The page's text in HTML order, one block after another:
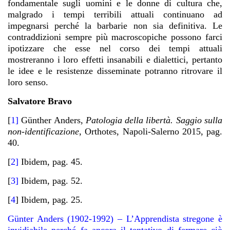
fondamentale sugli uomini e le donne di cultura che,
malgrado i tempi terribili attuali continuano ad
impegnarsi perché la barbarie non sia definitiva. Le
contraddizioni sempre più macroscopiche possono farci
ipotizzare che esse nel corso dei tempi attuali
mostreranno i loro effetti insanabili e dialettici, pertanto
le idee e le resistenze disseminate potranno ritrovare il
loro senso.
Salvatore Bravo
[1] Günther Anders, Patologia della libertà. Saggio sulla
non-identificazione, Orthotes, Napoli-Salerno 2015, pag.
40.
[2] Ibidem, pag. 45.
[3] Ibidem, pag. 52.
[4] Ibidem, pag. 25.
Günter Anders (1902-1992) – L’Apprendista stregone è